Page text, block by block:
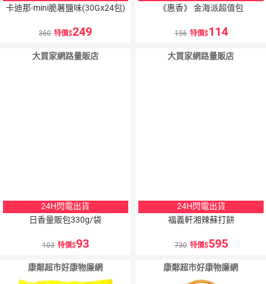
卡迪那-mini脆薯鹽味(30Gx24包)
360 特價 249
《惠香》 金海派超值包
156 特價 114
大買家網路量販店
24H閃電出貨
日香量販包330g/袋
103 特價 93
大買家網路量販店
24H閃電出貨
福義軒湘辣蘇打餅
730 特價 595
康鄰超市好康物廉網 康鄰超市好康物廉網